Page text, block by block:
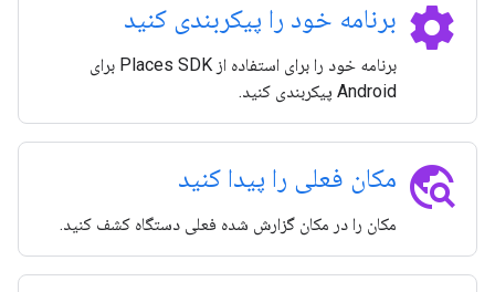
settings برنامه خود را پیکربندی کنید
برنامه خود را برای استفاده از Places SDK برای
Android پیکربندی کنید.
travel_explore مکان فعلی را پیدا کنید
مکان را در مکان گزارش شده فعلی دستگاه کشف کنید.